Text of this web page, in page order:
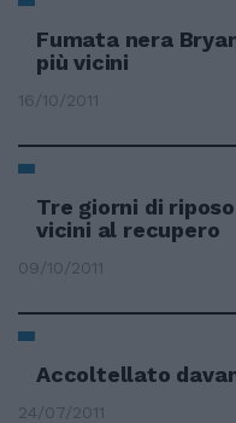
Fumata nera
più vicini
16/10/2011
Tre giorni di
vicini al recupero
09/10/2011
Accoltellato
24/07/2011